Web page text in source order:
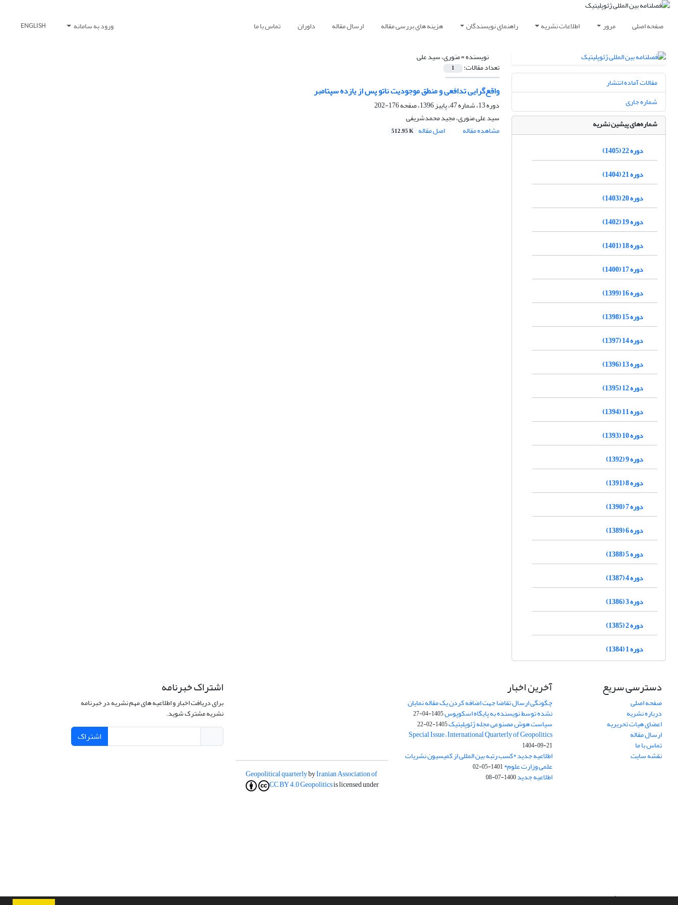
صفحه اصلی مرور اطلاعات نشریه راهنمای نویسندگان هزینه های بررسی مقاله ارسال مقاله داوران تماس با ما ورود به سامانه ENGLISH
نویسنده =منوری، سید علی
تعداد مقالات: 1
واقع‌گرایی تدافعی و منطق موجودیت ناتو پس از یازده سپتامبر
دوره 13، شماره 47، پاییز 1396، صفحه
176-202
سید علی منوری، مجید محمدشریفی
مشاهده مقاله
اصل مقاله 512.95 K
مقالات آماده انتشار
شماره جاری
شماره‌های پیشین نشریه
دوره 22 (1405)
دوره 21 (1404)
دوره 20 (1403)
دوره 19 (1402)
دوره 18 (1401)
دوره 17 (1400)
دوره 16 (1399)
دوره 15 (1398)
دوره 14 (1397)
دوره 13 (1396)
دوره 12 (1395)
دوره 11 (1394)
دوره 10 (1393)
دوره 9 (1392)
دوره 8 (1391)
دوره 7 (1390)
دوره 6 (1389)
دوره 5 (1388)
دوره 4 (1387)
دوره 3 (1386)
دوره 2 (1385)
دوره 1 (1384)
دسترسی سریع
صفحه اصلی
درباره نشریه
اعضای هیات تحریریه
ارسال مقاله
تماس با ما
نقشه سایت
آخرین اخبار
چگونگی ارسال تقاضا جهت اضافه کردن یک مقاله نمایان
نشده توسط نویسنده به پایگاه اسکوپوس1405-04-27
سیاست هوش مصنوعی مجله ژئوپلیتیک1405-02-22
Special Issue – International Quarterly of Geopolitics
1404-09-21
اطلاعیه جدید *کسب رتبه بین المللی از کمیسیون نشریات
علمی وزارت علوم*1401-05-02
اطلاعیه جدید1400-07-08
Geopolitical quarterlybyIranian Association of
Geopoliticsis licensed under
CC BY 4.0
اشتراک خبرنامه
برای دریافت اخبار و اطلاعیه های مهم نشریه در خبرنامه
نشریه مشترک شوید.
اشتراک
سامانه مدیریت نشریات علمی.طراحی و پیاده سازی ازسیناوب